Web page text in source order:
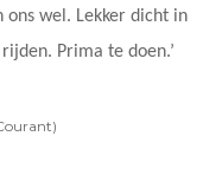
ons wel. Lekker dicht in
Prima te doen.’